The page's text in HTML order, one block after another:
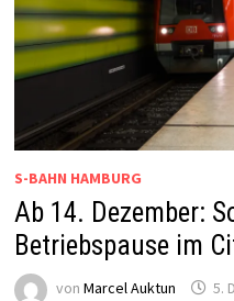
S-BAHN HAMBURG
Ab 14. Dezember:
Betriebspause im
von Marcel Auktun 5.